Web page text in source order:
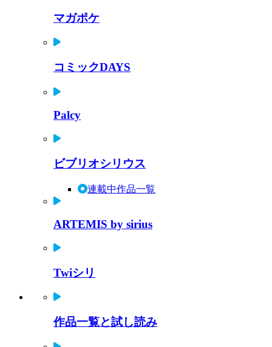
マガポケ
コミックDAYS
Palcy
ビブリオシリウス
連載中作品一覧
ARTEMIS by sirius
Twiシリ
作品一覧と試し読み